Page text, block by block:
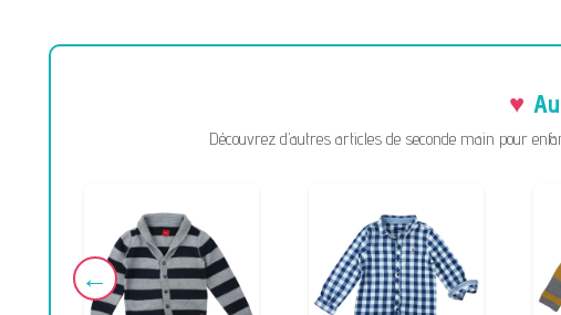
Découvrez d’autres articles de seconde main pour